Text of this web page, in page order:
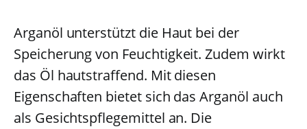
Arganöl unterstützt die Haut bei der
Speicherung von Feuchtigkeit. Zudem wirkt
das Öl hautstraffend. Mit diesen
Eigenschaften bietet sich das Arganöl auch
als Gesichtspflegemittel an. Die